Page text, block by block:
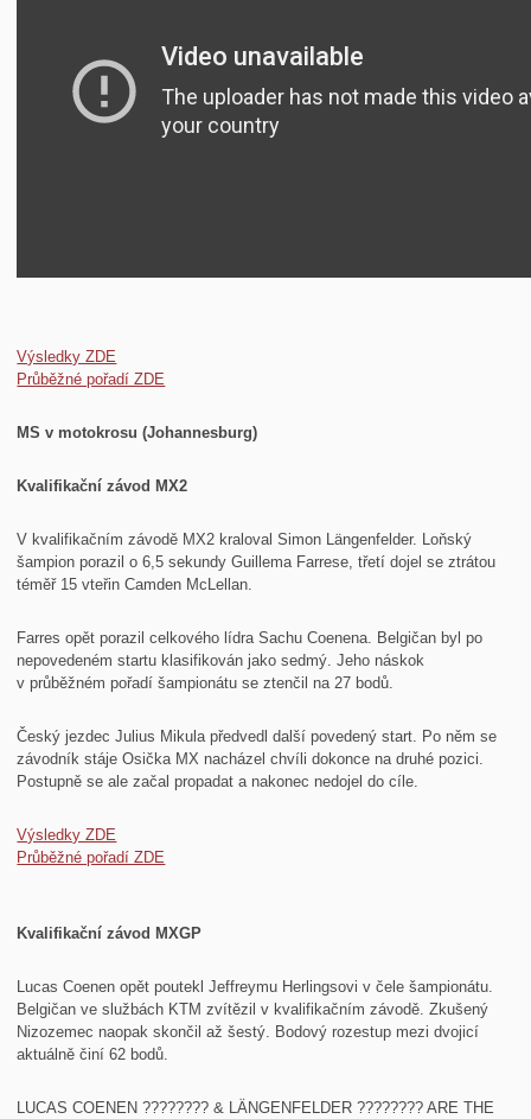
Výsledky ZDE
Průběžné pořadí ZDE
MS v motokrosu (Johannesburg)
Kvalifikační závod MX2
V kvalifikačním závodě MX2 kraloval Simon Längenfelder. Loňský
šampion porazil o 6,5 sekundy Guillema Farrese, třetí dojel se ztrátou
téměř 15 vteřin Camden McLellan.
Farres opět porazil celkového lídra Sachu Coenena. Belgičan byl po
nepovedeném startu klasifikován jako sedmý. Jeho náskok
v průběžném pořadí šampionátu se ztenčil na 27 bodů.
Český jezdec Julius Mikula předvedl další povedený start. Po něm se
závodník stáje Osička MX nacházel chvíli dokonce na druhé pozici.
Postupně se ale začal propadat a nakonec nedojel do cíle.
Výsledky ZDE
Průběžné pořadí ZDE
Kvalifikační závod MXGP
Lucas Coenen opět poutekl Jeffreymu Herlingsovi v čele šampionátu.
Belgičan ve službách KTM zvítězil v kvalifikačním závodě. Zkušený
Nizozemec naopak skončil až šestý. Bodový rozestup mezi dvojicí
aktuálně činí 62 bodů.
LUCAS COENEN ???????? & LÄNGENFELDER ???????? ARE THE